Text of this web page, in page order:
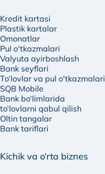
Kredit kartasi
Plastik kartalar
Omonatlar
Pul o'tkazmalari
Valyuta ayirboshlash
Bank seyflari
To‘lovlar va pul o'tkazmalari
SQB Mobile
Bank bo‘limlarida
to‘lovlarni qabul qilish
Oltin tangalar
Bank tariflari
Kichik va o‘rta biznes